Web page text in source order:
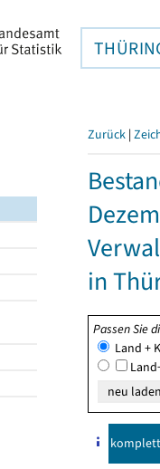
Zurück |
in
Passen Sie
Land +
komplett